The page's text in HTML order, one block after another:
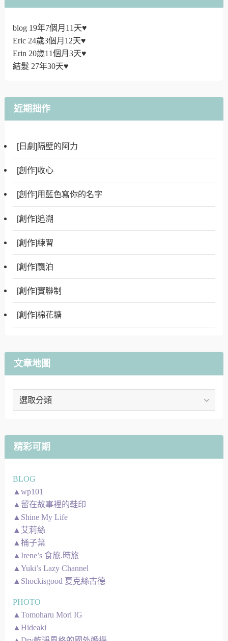
blog 19年7個月11天♥
Eric 24歲3個月12天♥
Erin 20歲11個月3天♥
結髮 27年30天♥
近期拙作
[日劇]隔壁的阿力
[創作]收心
[創作]用藍色寫你的名字
[創作]追溯
[創作]練習
[創作]飄泊
[創作]實聯制
[創作]棉花糖
文章地圖
文
精彩可期
BLOG
▲wp101
▲留在故事裡的鞋印
▲Shine My Life
▲艾莉絲
▲桶子葉
▲Irene’s 食旅.時旅
▲Yuki’s Lazy Channel
▲Shockisgood 夏克絲古德
PHOTO
▲Tomoharu Mori IG
▲Hideaki